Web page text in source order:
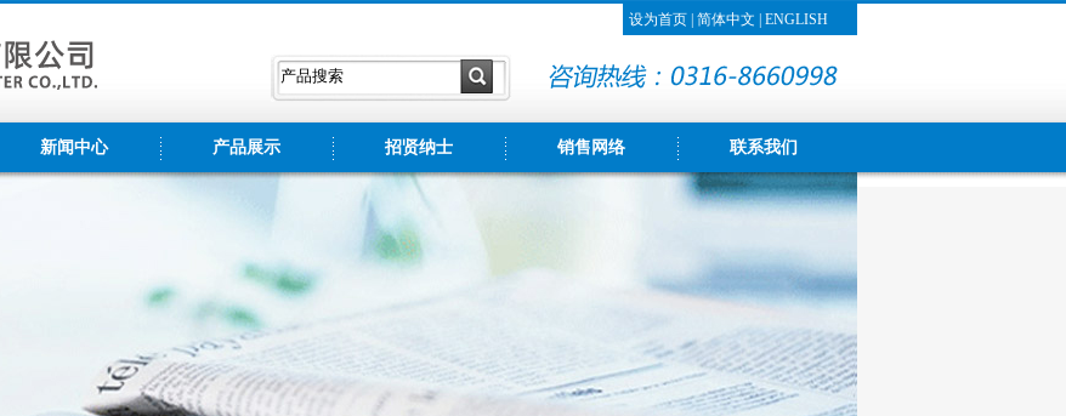
设为首页 简体中文 ENGLISH
新闻中心 产品展示 招贤纳士 销售网络 联系我们